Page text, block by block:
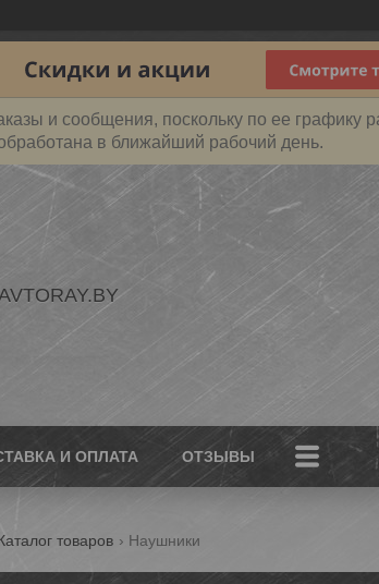
и сообщения, поскольку по ее графику
в ближайший рабочий день.
И ОПЛАТА ОТЗЫВЫ
товаров Наушники